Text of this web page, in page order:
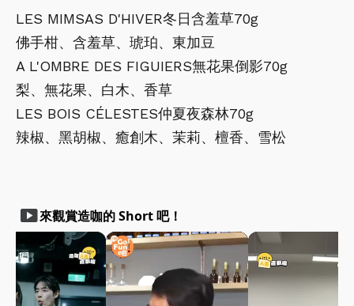
LES MIMSAS D'HIVER冬日含羞草70g
佛手柑、含羞草、琥珀、東加豆
A L'OMBRE DES FIGUIERS無花果倒影70g
梨、無花果、白木、香草
LES BOIS CÉLESTES仲夏夜森林70g
辣椒、黑胡椒、癒創木、茉莉、檀香、雪松
smart_display來觀賞造咖的 Short 吧！